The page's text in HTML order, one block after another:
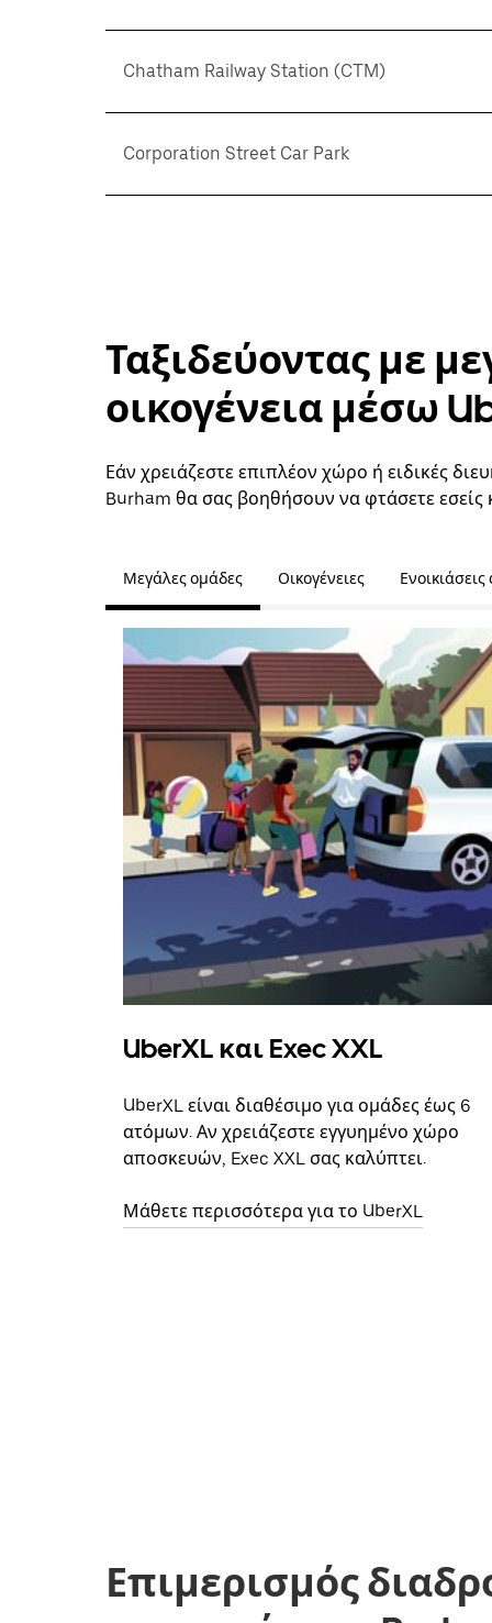
Chatham Railway Station (CTM)
Corporation Street Car Park
Ταξιδεύοντας με
οικογένεια μέσω
Εάν χρειάζεστε επιπλέον χώρο ή ειδικές
Burham θα σας βοηθήσουν να φτάσετε
Μεγάλες ομάδες Οικογένειες
UberXL και Exec XXL
UberXL είναι διαθέσιμο για ομάδες έως 6
ατόμων. Αν χρειάζεστε εγγυημένο χώρο
αποσκευών, Exec XXL σας καλύπτει.
Μάθετε περισσότερα για το UberXL
Επιμερισμός